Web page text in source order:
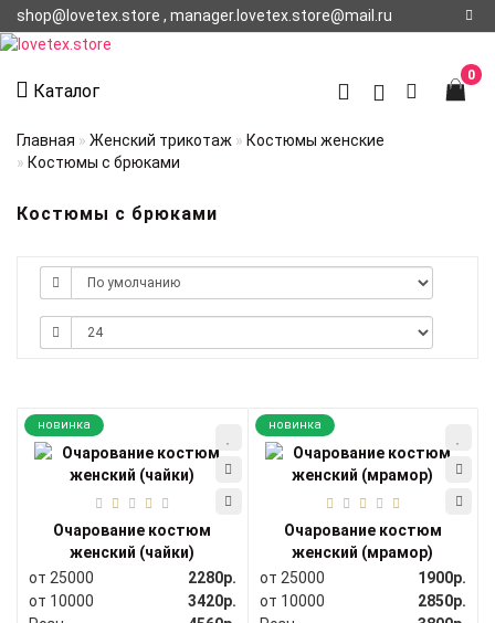
shop@lovetex.store , manager.lovetex.store@mail.ru
ДОСТАВКЕ
Каталог
0
Главная Женский трикотаж
Костюмы женские
Костюмы с брюками
Костюмы с брюками
новинка
Очарование костюм
женский (чайки)
от 25000
2280р.
от 10000
3420р.
новинка
Очарование костюм
женский (мрамор)
от 25000
1900р.
от 10000
2850р.